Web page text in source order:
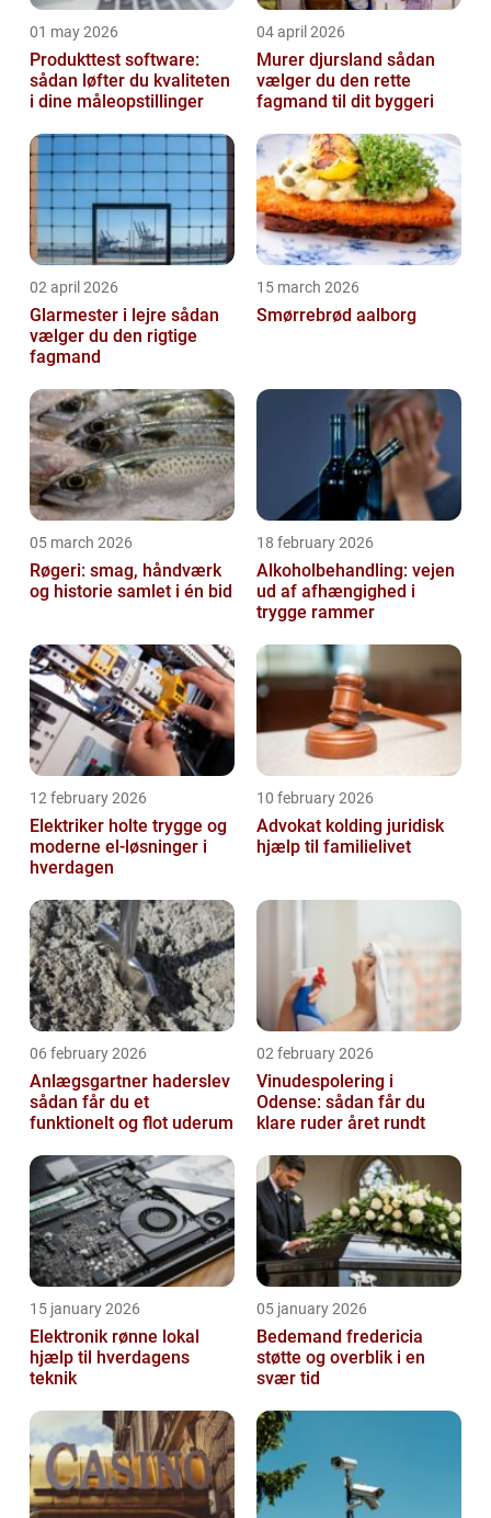
01 may 2026
Produkttest software:
sådan løfter du kvaliteten
i dine måleopstillinger
04 april 2026
Murer djursland sådan
vælger du den rette
fagmand til dit byggeri
02 april 2026
Glarmester i lejre sådan
vælger du den rigtige
fagmand
15 march 2026
Smørrebrød aalborg
05 march 2026
Røgeri: smag, håndværk
og historie samlet i én bid
18 february 2026
Alkoholbehandling: vejen
ud af afhængighed i
trygge rammer
12 february 2026
Elektriker holte trygge og
moderne el-løsninger i
hverdagen
10 february 2026
Advokat kolding juridisk
hjælp til familielivet
06 february 2026
Anlægsgartner haderslev
sådan får du et
funktionelt og flot uderum
02 february 2026
Vinudespolering i
Odense: sådan får du
klare ruder året rundt
15 january 2026
Elektronik rønne lokal
hjælp til hverdagens
teknik
05 january 2026
Bedemand fredericia
støtte og overblik i en
svær tid